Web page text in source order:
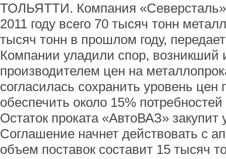
ТОЛЬЯТТИ. Компания «Северсталь»
2011 году всего 70 тысяч тонн
тысяч тонн в прошлом году,
Компании уладили спор, возникший
производителем цен на
согласилась сохранить уровень цен
обеспечить около 15% потребностей
Остаток проката «АвтоВАЗ»
Соглашение начнет действовать с
объем поставок составит 15 тысяч